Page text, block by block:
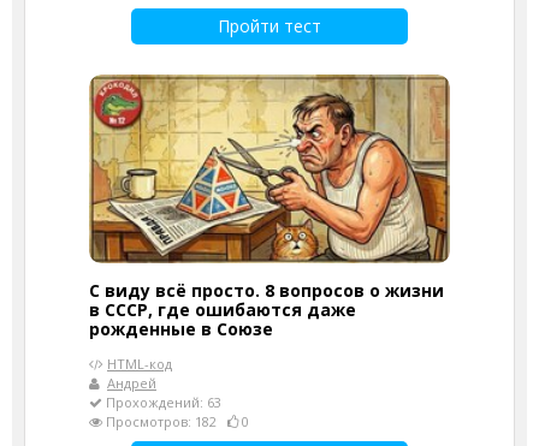
Пройти тест
С виду всё просто. 8 вопросов о жизни
в СССР, где ошибаются даже
рожденные в Союзе
HTML-код
Андрей
Прохождений: 63
Просмотров: 182
0